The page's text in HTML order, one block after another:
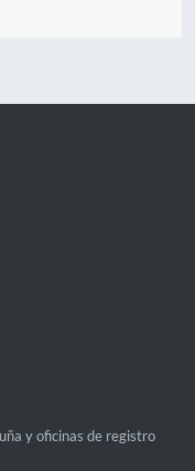
y oficinas de registro